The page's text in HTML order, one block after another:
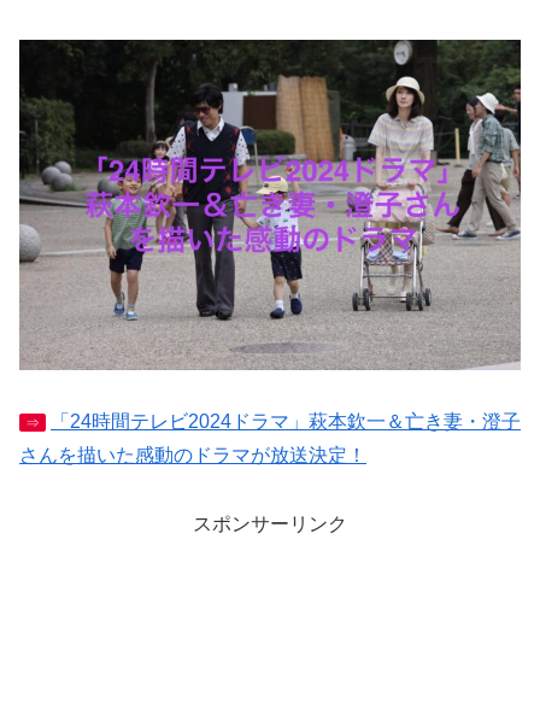
⇒
「24時間テレビ2024ドラマ」萩本欽一＆亡き妻・澄子
さんを描いた感動のドラマが放送決定！
スポンサーリンク